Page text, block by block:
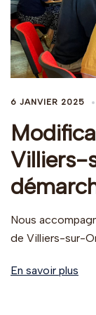
6 JANVIER 2025
Villiers-
Nous
de Villiers-sur-
En savoir plus